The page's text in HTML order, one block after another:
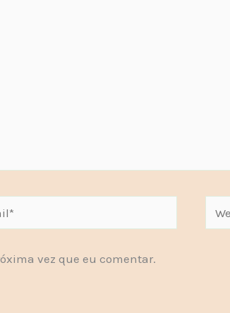
vez que eu comentar.